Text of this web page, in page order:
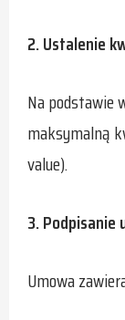
2. Ustalenie
Na podstawie
maksymalną
value).
3. Podpisanie
Umowa